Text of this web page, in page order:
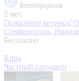
Беспородная
2 мес.
Пожалейте котенка!
Симферополь,
Бесплатно
Кира
Частный продавец